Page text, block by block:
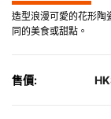
造型浪漫可愛的花形陶
同的美食或甜點。
售價: